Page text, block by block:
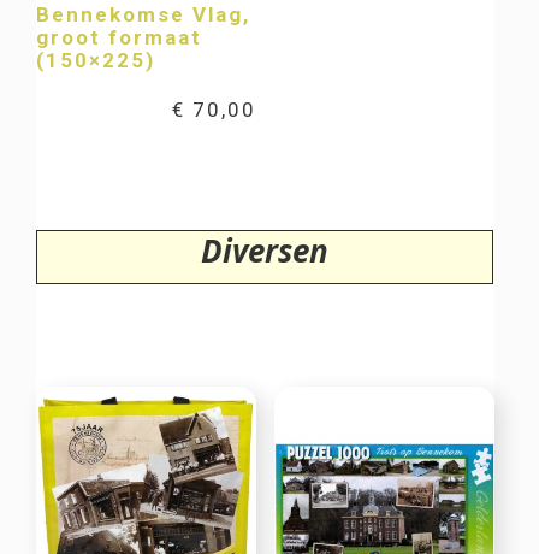
Bennekomse Vlag,
groot formaat
(150×225)
€ 70,00
Diversen